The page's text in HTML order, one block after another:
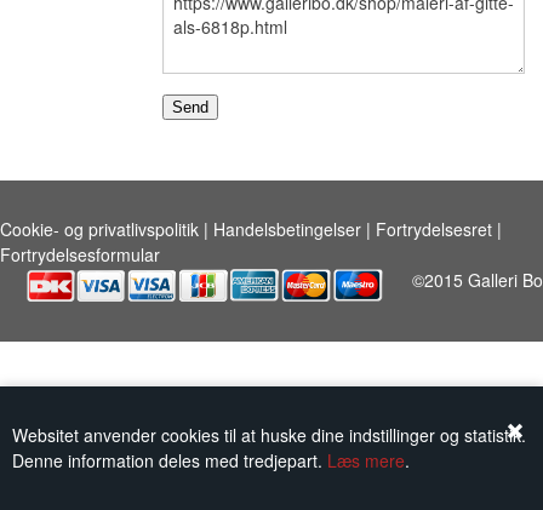
Websitet anvender cookies til at huske dine indstillinger og statistik.
Denne information deles med tredjepart. Læs mere.
KUNSTTRYK OG KORT
★ ★ ★ ★ ★
FORSIDE GAVEKORT
ERHVERVSINDRETNING OM
KONTAKT
Cookie- og privatlivspolitik | Handelsbetingelser | Fortrydelsesret |
Fortrydelsesformular
©2015 Galleri Bo